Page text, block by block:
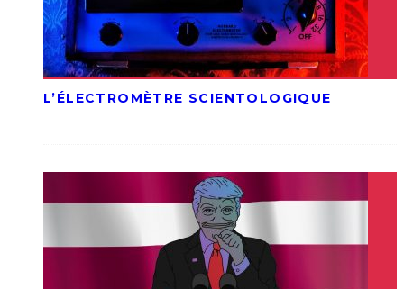
L’ÉLECTROMÈTRE SCIENTOLOGIQUE